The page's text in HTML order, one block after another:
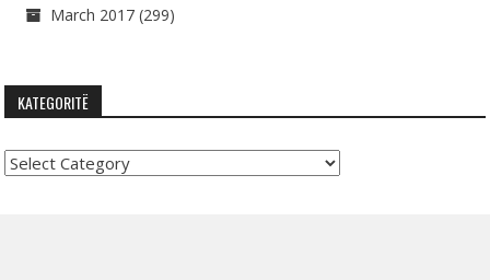
March 2017 (299)
KATEGORITË
Kategoritë